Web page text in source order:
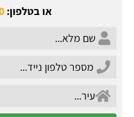
או בטלפון: